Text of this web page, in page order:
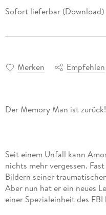
Sofort lieferbar (Download)
Merken Empfehlen
Seit einem Unfall kann
nichts mehr vergessen.
Bildern seiner
Aber nun hat er ein neues
einer Spezialeinheit des